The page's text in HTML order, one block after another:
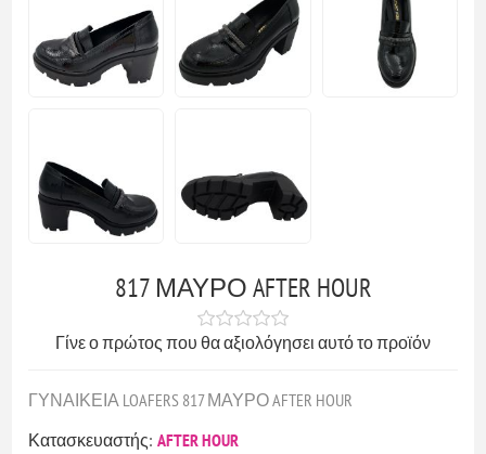
817 ΜΑΥΡΟ AFTER HOUR
Γίνε ο πρώτος που θα αξιολόγησει αυτό το προϊόν
ΓΥΝΑΙΚΕΙΑ LOAFERS 817 ΜΑΥΡΟ AFTER HOUR
Κατασκευαστής: AFTER HOUR